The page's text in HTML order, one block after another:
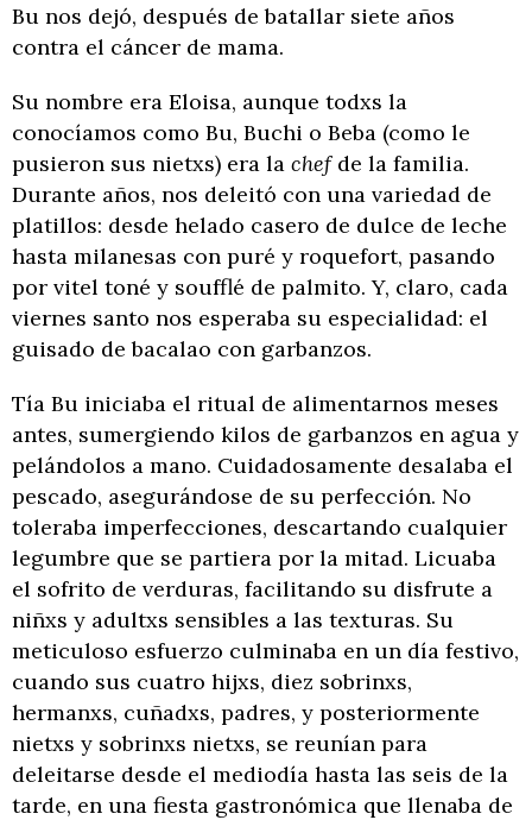
Bu nos dejó, después de batallar siete años
contra el cáncer de mama.
Su nombre era Eloisa, aunque todxs la
conocíamos como Bu, Buchi o Beba (como le
pusieron sus nietxs) era la chef de la familia.
Durante años, nos deleitó con una variedad de
platillos: desde helado casero de dulce de leche
hasta milanesas con puré y roquefort, pasando
por vitel toné y soufflé de palmito. Y, claro, cada
viernes santo nos esperaba su especialidad: el
guisado de bacalao con garbanzos.
Tía Bu iniciaba el ritual de alimentarnos meses
antes, sumergiendo kilos de garbanzos en agua y
pelándolos a mano. Cuidadosamente desalaba el
pescado, asegurándose de su perfección. No
toleraba imperfecciones, descartando cualquier
legumbre que se partiera por la mitad. Licuaba
el sofrito de verduras, facilitando su disfrute a
niñxs y adultxs sensibles a las texturas. Su
meticuloso esfuerzo culminaba en un día festivo,
cuando sus cuatro hijxs, diez sobrinxs,
hermanxs, cuñadxs, padres, y posteriormente
nietxs y sobrinxs nietxs, se reunían para
deleitarse desde el mediodía hasta las seis de la
tarde, en una fiesta gastronómica que llenaba de